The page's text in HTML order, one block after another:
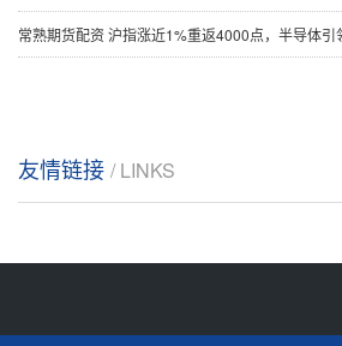
常熟期货配资 沪指涨近1%重返4000点，半导体引
友情链接 / LINKS